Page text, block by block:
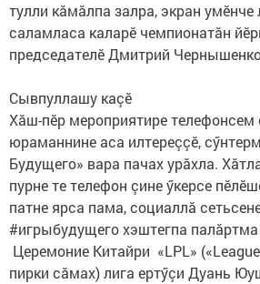
тулли кăмăлпа залра, экран умӗнче
саламласа каларӗ чемпионатăн
председателӗ Дмитрий
Сывпуллашу каçӗ
Хăш-пӗр мероприятире телефонсем
юраманнине аса илтереççӗ,
Будущего» вара пачах урăхла.
пурне те телефон çине ӳкерсе
патне ярса пама, социаллă
#игрыбудущего хэштегпа палăртма
Церемоние Китайри «LPL»
пирки сăмах) лига ертӳçи Дуань